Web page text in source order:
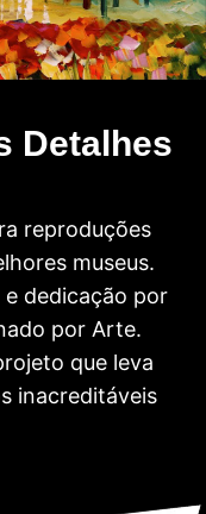
Detalhes
reproduções
museus.
dedicação por
por Arte.
que leva
inacreditáveis